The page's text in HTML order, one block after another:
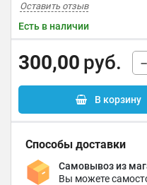
Оставить отзыв
Есть в наличии
300,00 руб. −
В корзину
Способы доставки
Самовывоз из
Вы можете